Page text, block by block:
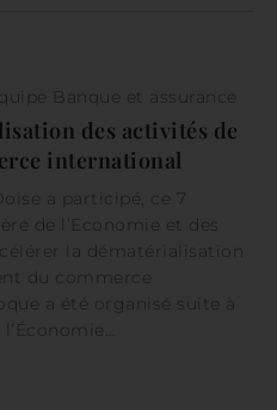
Banque et assurance
des activités de
international
a participé, ce 7
de l’Economie et des
la dématérialisation
du commerce
a été organisé suite à